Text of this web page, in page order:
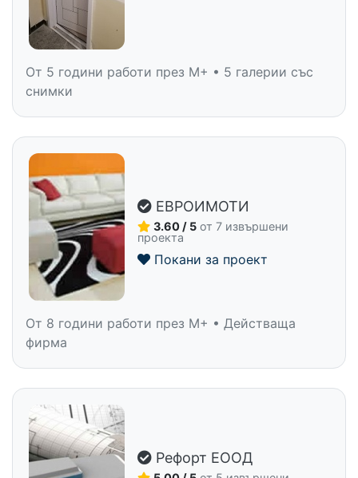
От 5 години работи през M+ • 5 галерии със
снимки
ЕВРОИМОТИ
3.60 / 5 от 7 извършени
проекта
Покани за проект
От 8 години работи през M+ • Действаща
фирма
Рефорт ЕООД